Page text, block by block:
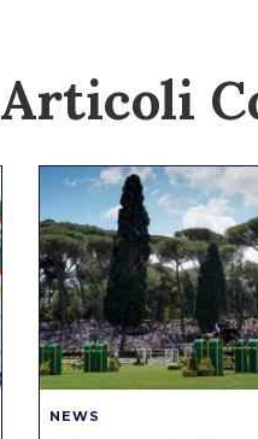
Articoli
NEWS